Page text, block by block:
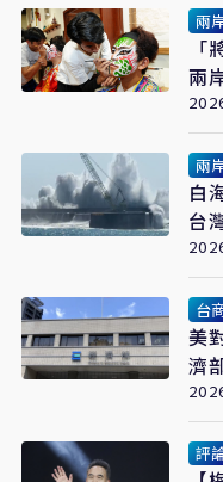
兩
兩
州
兩
白
台
心
台
美
濟
產
評